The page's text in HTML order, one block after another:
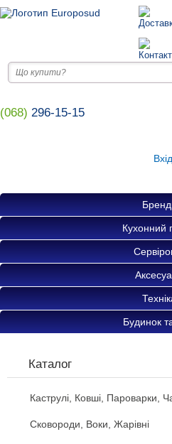
(068) 296-15-15
Вхід
Кухонний
Будинок
Каталог
Каструлі, Ковші, Пароварки,
Сковороди, Воки, Жарівні